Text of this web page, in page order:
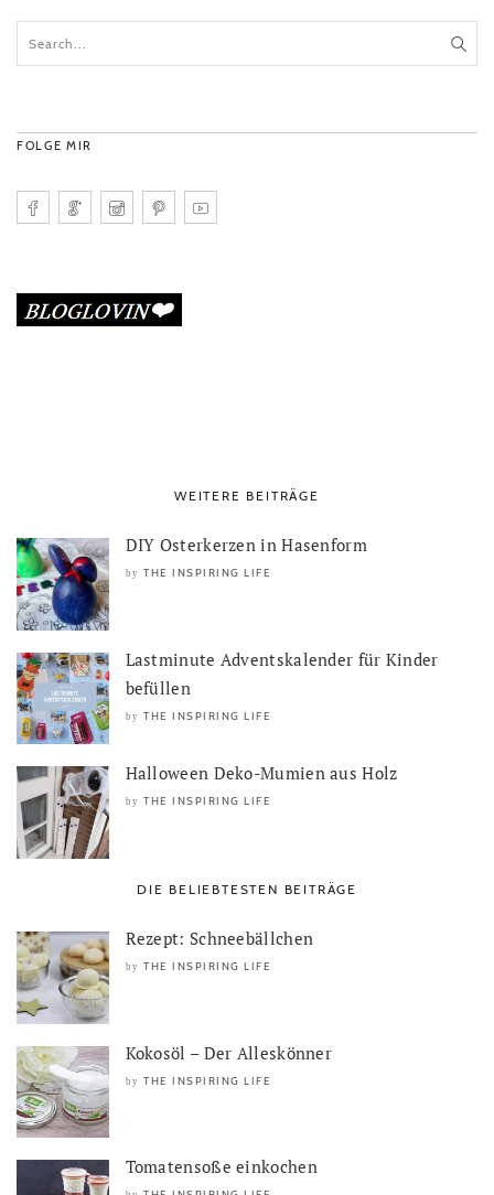
FOLGE MIR
WEITERE BEITRÄGE
DIY Osterkerzen in Hasenform
by THE INSPIRING LIFE
Lastminute Adventskalender für Kinder
befüllen
by THE INSPIRING LIFE
Halloween Deko-Mumien aus Holz
by THE INSPIRING LIFE
DIE BELIEBTESTEN BEITRÄGE
Rezept: Schneebällchen
by THE INSPIRING LIFE
Kokosöl – Der Alleskönner
by THE INSPIRING LIFE
Tomatensoße einkochen